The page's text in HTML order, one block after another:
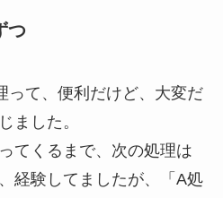
つ
って、便利だけど、大変だ
ました。
てくるまで、次の処理は
経験してましたが、「A処